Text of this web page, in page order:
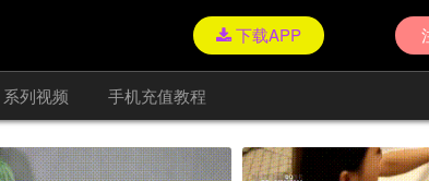
下载APP
系列视频 手机充值教程